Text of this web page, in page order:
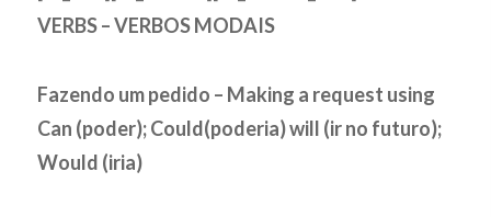
VERBS – VERBOS MODAIS
Fazendo um pedido – Making a request using
Can (poder); Could(poderia) will (ir no futuro);
Would (iria)